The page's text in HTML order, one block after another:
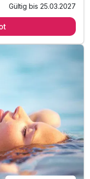
der Halbpension
Sauna
Gültig bis 25.03.2027